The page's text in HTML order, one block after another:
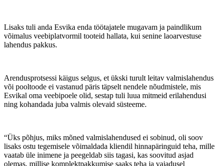
Lisaks tuli anda Esvika enda töötajatele mugavam ja paindlikum
võimalus veebiplatvormil tooteid hallata, kui senine laoarvestuse
lahendus pakkus.
Arendusprotsessi käigus selgus, et ükski turult leitav valmislahendus
või pooltoode ei vastanud päris täpselt nendele nõudmistele, mis
Esvikal oma veebipoele olid, sestap tuli luua mitmeid erilahendusi
ning kohandada juba valmis olevaid süsteeme.
“Üks põhjus, miks mõned valmislahendused ei sobinud, oli soov
lisaks ostu tegemisele võimaldada kliendil hinnapäringuid teha, mille
vaatab üle inimene ja peegeldab siis tagasi, kas soovitud asjad
olemas, millise komplektpakkumise saaks teha ja vajadusel